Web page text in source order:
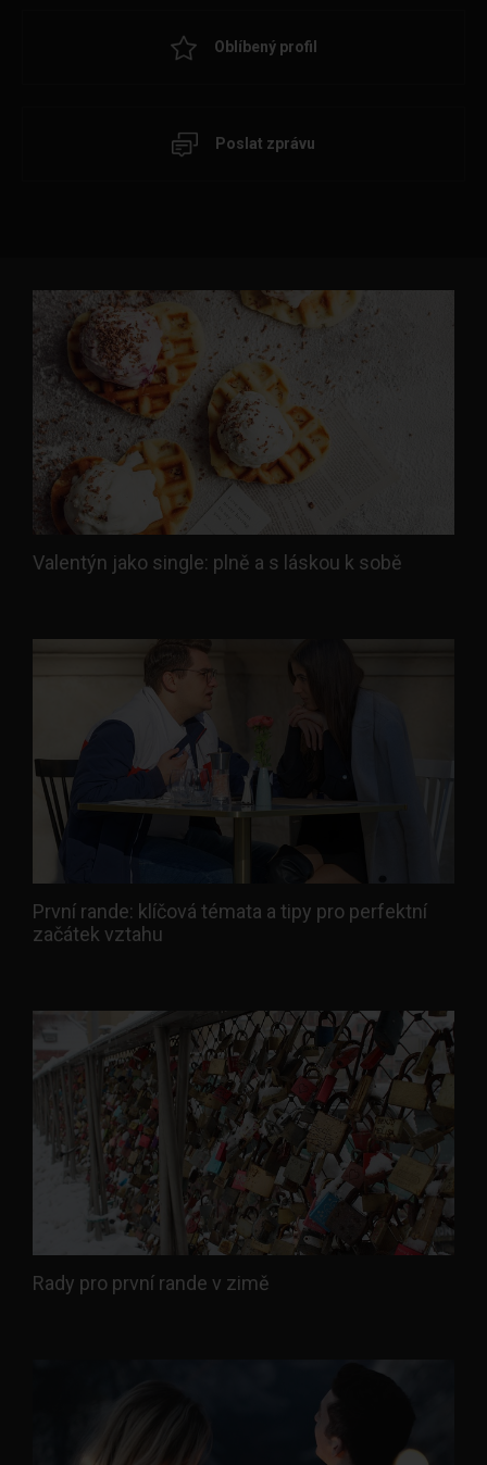
Oblíbený profil
Poslat zprávu
Valentýn jako single: plně a s láskou k sobě
První rande: klíčová témata a tipy pro perfektní
začátek vztahu
Rady pro první rande v zimě